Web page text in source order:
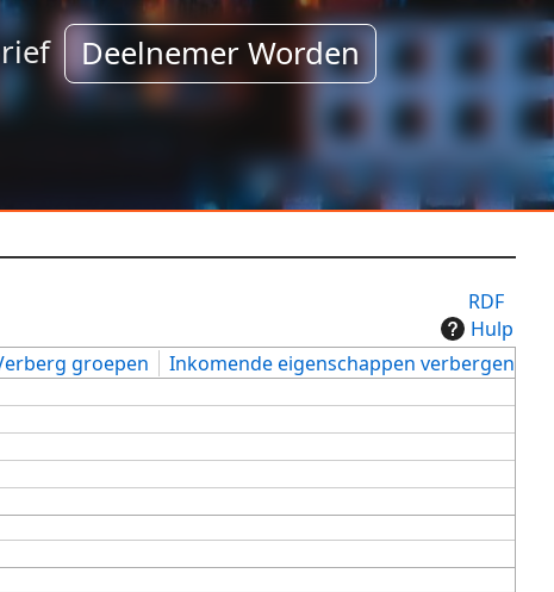
Deelnemer Worden
RDF
Hulp
groepen
Inkomende eigenschappen verbergen